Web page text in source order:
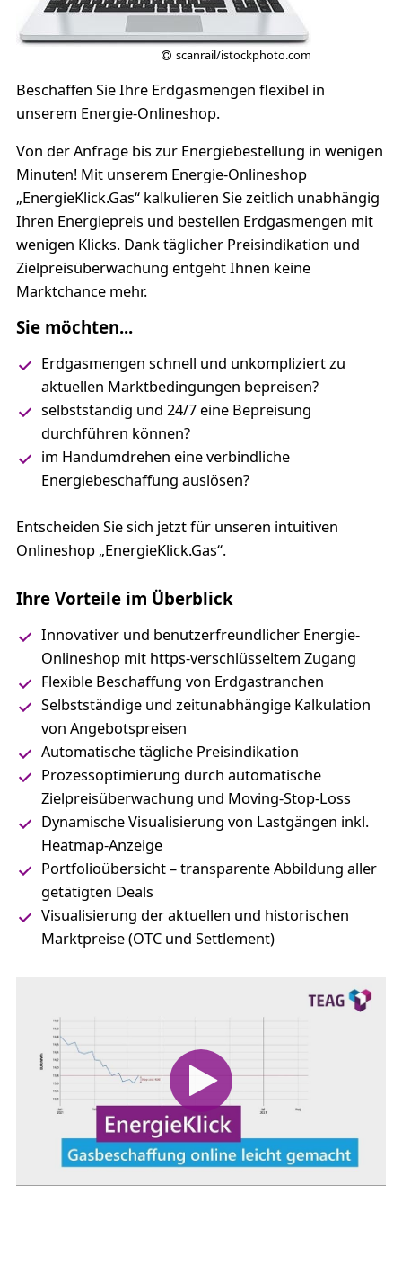
scanrail/istockphoto.com
Beschaffen Sie Ihre Erdgasmengen flexibel in
unserem Energie-Onlineshop.
Von der Anfrage bis zur Energiebestellung in wenigen
Minuten! Mit unserem Energie-Onlineshop
„EnergieKlick.Gas“ kalkulieren Sie zeitlich unabhängig
Ihren Energiepreis und bestellen Erdgasmengen mit
wenigen Klicks. Dank täglicher Preisindikation und
Zielpreisüberwachung entgeht Ihnen keine
Marktchance mehr.
Sie möchten...
Erdgasmengen schnell und unkompliziert zu
aktuellen Marktbedingungen bepreisen?
selbstständig und 24/7 eine Bepreisung
durchführen können?
im Handumdrehen eine verbindliche
Energiebeschaffung auslösen?
Entscheiden Sie sich jetzt für unseren intuitiven
Onlineshop „EnergieKlick.Gas“.
Ihre Vorteile im Überblick
Innovativer und benutzerfreundlicher Energie-
Onlineshop mit https-verschlüsseltem Zugang
Flexible Beschaffung von Erdgastranchen
Selbstständige und zeitunabhängige Kalkulation
von Angebotspreisen
Automatische tägliche Preisindikation
Prozessoptimierung durch automatische
Zielpreisüberwachung und Moving-Stop-Loss
Dynamische Visualisierung von Lastgängen inkl.
Heatmap-Anzeige
Portfolioübersicht – transparente Abbildung aller
getätigten Deals
Visualisierung der aktuellen und historischen
Marktpreise (OTC und Settlement)